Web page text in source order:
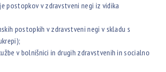
postopkov v zdravstveni negi iz vidika
postopkih v zdravstveni negi v skladu s
v bolnišnici in drugih zdravstvenih in socialno